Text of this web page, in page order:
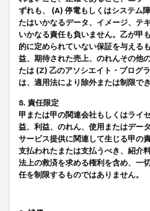
ずれも、 (A) 停電もしくはシステム
たはいかなるデータ、イメージ、テ
いかなる責任も負いません。乙が甲
的に定められていない保証を与える
益、期待された売上、のれんその他
たは (Z) 乙のアソシエイト・プログ
は、適用法により除外または制限で
8. 責任限定
甲または甲の関連会社もしくはライ
益、利益、のれん、使用またはデー
サービス提供に関連して生じる甲の
支払われたまたは支払うべき、紹介
法上の救済を求める権利を含め、一
任を制限するものではありません。